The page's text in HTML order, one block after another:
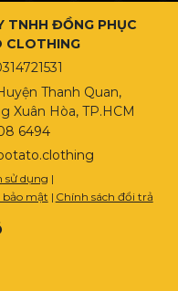
TNHH ĐỒNG PHỤC
CLOTHING
Thanh Quan,
Xuân Hòa, TP.HCM
6494
sử dụng |
bảo mật | Chính sách đổi trả